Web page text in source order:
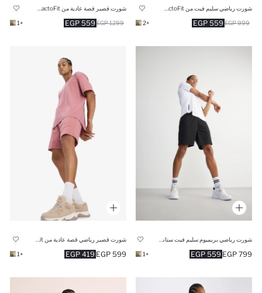
559 EGP 999 EGP
+2
559 EGP 1299 EGP
+1
559 EGP 799 EGP
+1
419 EGP 599 EGP
+1